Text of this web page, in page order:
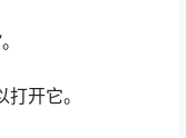
开它。